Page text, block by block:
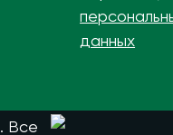
данных
Все